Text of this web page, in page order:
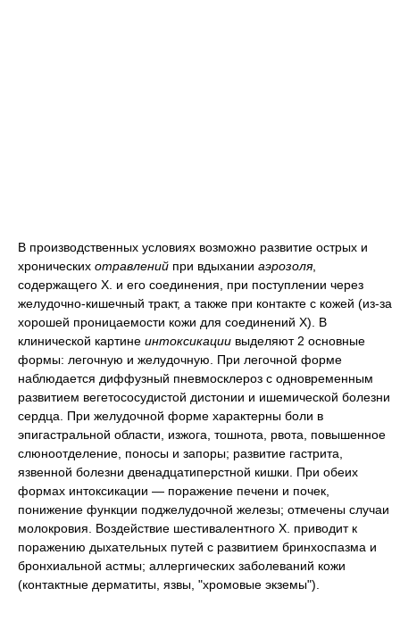
В производственных условиях возможно развитие острых и
хронических отравлений при вдыхании аэрозоля,
содержащего Х. и его соединения, при поступлении через
желудочно-кишечный тракт, а также при контакте с кожей (из-за
хорошей проницаемости кожи для соединений Х). В
клинической картине интоксикации выделяют 2 основные
формы: легочную и желудочную. При легочной форме
наблюдается диффузный пневмосклероз с одновременным
развитием вегетососудистой дистонии и ишемической болезни
сердца. При желудочной форме характерны боли в
эпигастральной области, изжога, тошнота, рвота, повышенное
слюноотделение, поносы и запоры; развитие гастрита,
язвенной болезни двенадцатиперстной кишки. При обеих
формах интоксикации — поражение печени и почек,
понижение функции поджелудочной железы; отмечены случаи
молокровия. Воздействие шестивалентного Х. приводит к
поражению дыхательных путей с развитием бринхоспазма и
бронхиальной астмы; аллергических заболеваний кожи
(контактные дерматиты, язвы, "хромовые экземы").